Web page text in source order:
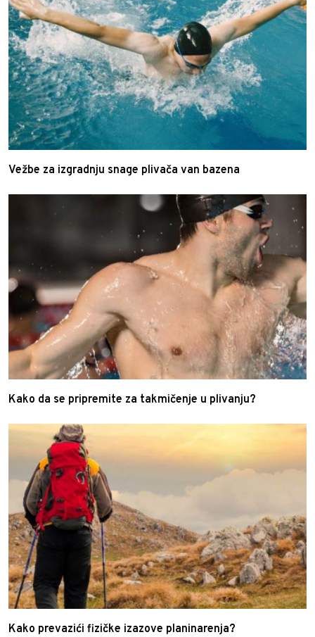
Vežbe za izgradnju snage plivača van bazena
Kako da se pripremite za takmičenje u plivanju?
Kako prevazići fizičke izazove planinarenja?